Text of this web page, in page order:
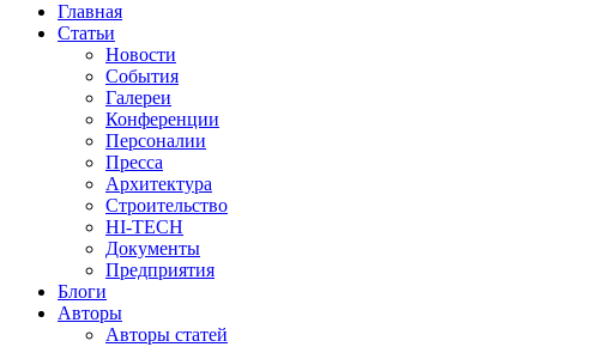
Главная
Статьи
Новости
События
Галереи
Конференции
Персоналии
Пресса
Архитектура
Строительство
HI-TECH
Документы
Предприятия
Блоги
Авторы
Авторы статей